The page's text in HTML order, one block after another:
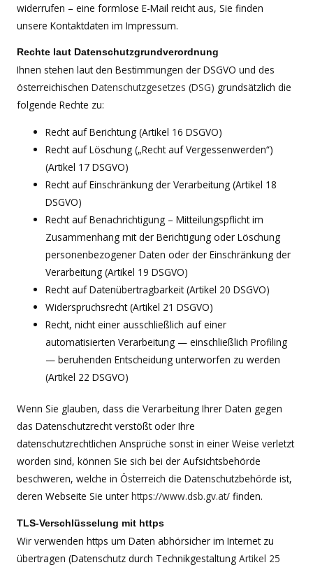
widerrufen – eine formlose E-Mail reicht aus, Sie finden
unsere Kontaktdaten im Impressum.
Rechte laut Datenschutzgrundverordnung
Ihnen stehen laut den Bestimmungen der DSGVO und des
österreichischen Datenschutzgesetzes (DSG) grundsätzlich die
folgende Rechte zu:
Recht auf Berichtung (Artikel 16 DSGVO)
Recht auf Löschung („Recht auf Vergessenwerden“)
(Artikel 17 DSGVO)
Recht auf Einschränkung der Verarbeitung (Artikel 18
DSGVO)
Recht auf Benachrichtigung – Mitteilungspflicht im
Zusammenhang mit der Berichtigung oder Löschung
personenbezogener Daten oder der Einschränkung der
Verarbeitung (Artikel 19 DSGVO)
Recht auf Datenübertragbarkeit (Artikel 20 DSGVO)
Widerspruchsrecht (Artikel 21 DSGVO)
Recht, nicht einer ausschließlich auf einer
automatisierten Verarbeitung — einschließlich Profiling
— beruhenden Entscheidung unterworfen zu werden
(Artikel 22 DSGVO)
Wenn Sie glauben, dass die Verarbeitung Ihrer Daten gegen
das Datenschutzrecht verstößt oder Ihre
datenschutzrechtlichen Ansprüche sonst in einer Weise verletzt
worden sind, können Sie sich bei der Aufsichtsbehörde
beschweren, welche in Österreich die Datenschutzbehörde ist,
deren Webseite Sie unter https://www.dsb.gv.at/ finden.
TLS-Verschlüsselung mit https
Wir verwenden https um Daten abhörsicher im Internet zu
übertragen (Datenschutz durch Technikgestaltung Artikel 25